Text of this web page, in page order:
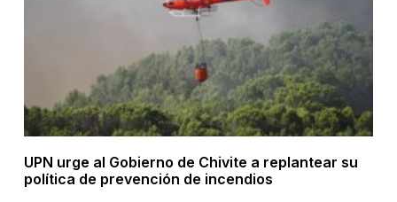
UPN urge al Gobierno de Chivite a replantear su
política de prevención de incendios